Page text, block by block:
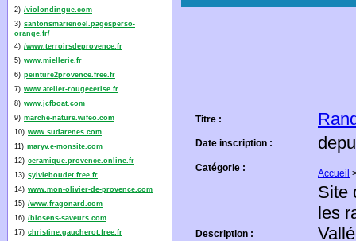
2) /violondingue.com
3) santonsmarienoel.pagesperso-
orange.fr/
4) /www.terroirsdeprovence.fr
5) www.miellerie.fr
6) peinture2provence.free.fr
7) www.atelier-rougecerise.fr
8) www.jcfboat.com
9) marche-nature.wifeo.com
10) www.sudarenes.com
11) maryv.e-monsite.com
12) ceramique.provence.online.fr
13) sylvieboudet.free.fr
14) www.mon-olivier-de-provence.com
15) /www.fragonard.com
16) /biosens-saveurs.com
17) christine.gaucherot.free.fr
Titre :
Date inscription :
Catégorie : Accueil
Description :
Site
les